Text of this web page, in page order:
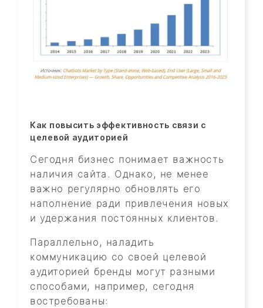
Как повысить эффективность связи с
целевой аудиторией
Сегодня бизнес понимает важность
наличия сайта. Однако, не менее
важно регулярно обновлять его
наполнение ради привлечения новых
и удержания постоянных клиентов.
Параллельно, наладить
коммуникацию со своей целевой
аудиторией бренды могут разными
способами, например, сегодня
востребованы: